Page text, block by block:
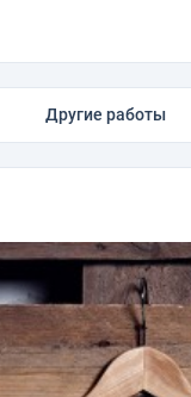
Другие работы